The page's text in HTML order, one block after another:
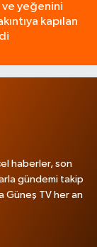
yeğenini
kapılan
haberler, son
gündemi takip
Güneş TV her an